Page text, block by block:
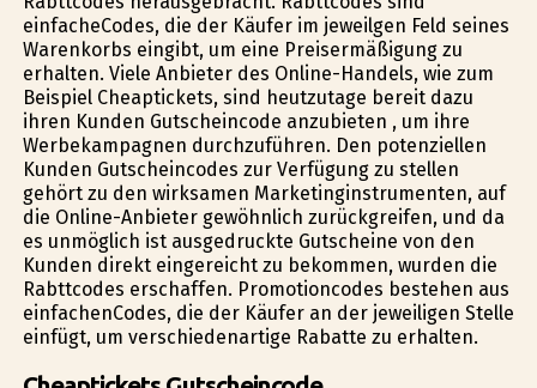
einfacheCodes, die der Käufer im jeweilgen Feld seines
Warenkorbs eingibt, um eine Preisermäßigung zu
erhalten. Viele Anbieter des Online-Handels, wie zum
Beispiel Cheaptickets, sind heutzutage bereit dazu
ihren Kunden Gutscheincode anzubieten , um ihre
Werbekampagnen durchzuführen. Den potenziellen
Kunden Gutscheincodes zur Verfügung zu stellen
gehört zu den wirksamen Marketinginstrumenten, auf
die Online-Anbieter gewöhnlich zurückgreifen, und da
es unmöglich ist ausgedruckte Gutscheine von den
Kunden direkt eingereicht zu bekommen, wurden die
Rabttcodes erschaffen. Promotioncodes bestehen aus
einfachenCodes, die der Käufer an der jeweiligen Stelle
einfügt, um verschiedenartige Rabatte zu erhalten.